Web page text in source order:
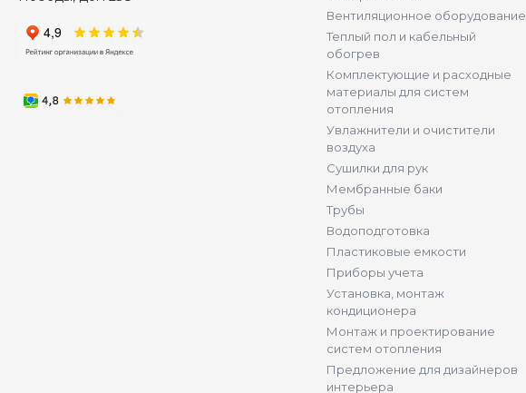
Вентиляционное оборудование
Теплый пол и кабельный
обогрев
Комплектующие и расходные
материалы для систем
отопления
Увлажнители и очистители
воздуха
Сушилки для рук
Мембранные баки
Трубы
Водоподготовка
Пластиковые емкости
Приборы учета
Установка, монтаж
кондиционера
Монтаж и проектирование
систем отопления
Предложение для дизайнеров
интерьера